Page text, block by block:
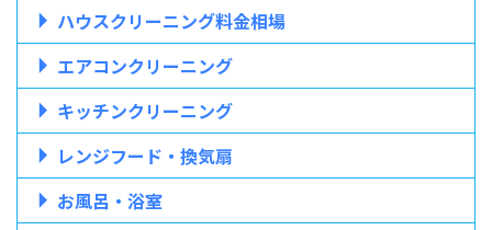
ハウスクリーニング料金相場
エアコンクリーニング
キッチンクリーニング
レンジフード・換気扇
お風呂・浴室